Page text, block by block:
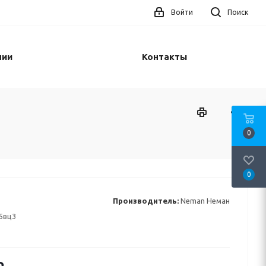
Поиск
Войти
Контакты
Производитель: Neman Неман
0
0